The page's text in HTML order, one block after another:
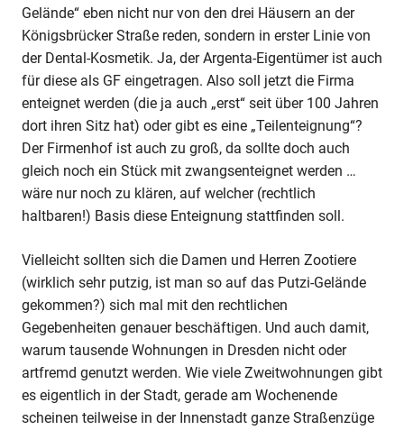
Gelände“ eben nicht nur von den drei Häusern an der
Königsbrücker Straße reden, sondern in erster Linie von
der Dental-Kosmetik. Ja, der Argenta-Eigentümer ist auch
für diese als GF eingetragen. Also soll jetzt die Firma
enteignet werden (die ja auch „erst“ seit über 100 Jahren
dort ihren Sitz hat) oder gibt es eine „Teilenteignung“?
Der Firmenhof ist auch zu groß, da sollte doch auch
gleich noch ein Stück mit zwangsenteignet werden …
wäre nur noch zu klären, auf welcher (rechtlich
haltbaren!) Basis diese Enteignung stattfinden soll.
Vielleicht sollten sich die Damen und Herren Zootiere
(wirklich sehr putzig, ist man so auf das Putzi-Gelände
gekommen?) sich mal mit den rechtlichen
Gegebenheiten genauer beschäftigen. Und auch damit,
warum tausende Wohnungen in Dresden nicht oder
artfremd genutzt werden. Wie viele Zweitwohnungen gibt
es eigentlich in der Stadt, gerade am Wochenende
scheinen teilweise in der Innenstadt ganze Straßenzüge